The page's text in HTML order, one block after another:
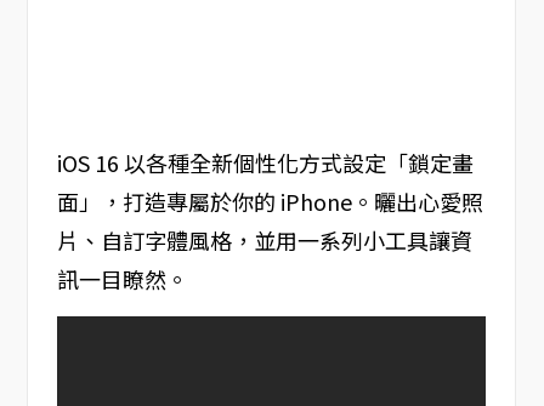
iOS 16 以各種全新個性化方式設定「鎖定畫
面」，打造專屬於你的 iPhone。曬出心愛照
片、自訂字體風格，並用一系列小工具讓資
訊一目瞭然。